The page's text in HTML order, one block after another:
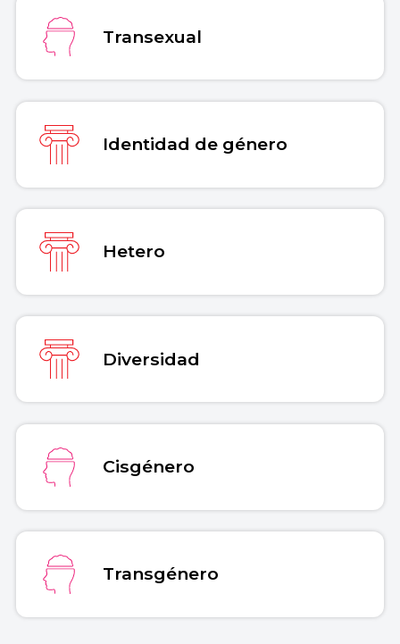
Transexual
Identidad de género
Hetero
Diversidad
Cisgénero
Transgénero